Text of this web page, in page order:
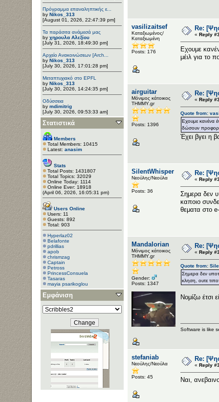
Πρόγραμμα επαναληπτικής ε...
by Nikos_313
[August 01, 2026, 22:47:39 pm]
Τα παράσιτα ανάμεσά μας
by χηρουλα Αλεξίου
[July 31, 2026, 18:49:30 pm]
Αρχείο Ανακοινώσεων [Arch...
by Nikos_313
[July 30, 2026, 17:01:28 pm]
Μεταπτυχιακό στο EPFL
by Nikos_313
[July 30, 2026, 14:24:35 pm]
Οδύσσεια
by mdimitrig
[July 30, 2026, 09:53:33 am]
Στατιστικά
Members
Total Members: 10415
Latest: anasim
Stats
Total Posts: 1431807
Total Topics: 32029
Online Today: 1114
Online Ever: 18918
(April 06, 2026, 16:05:31 pm)
Users Online
Users: 11
Guests: 892
Total: 903
Hyperlaz02
Belafonte
pdrillias
apob
chrismzag
Captain
Petross
PrincessConsuela
Tasaras
mayia psarikoglou
Εμφάνιση
vasilizaitsef
Καταξιωμένος/
Καταξιωμένη
Posts: 176
Re:
« Reply
Εχουμε
μέιλ για το
airguitar
Μόνιμος κάτοικος
ΤΗΜΜΥ.gr
Posts: 1396
Re:
« Reply
Quote from:
Εχουμε κανένα
δώσουν
Έχει βγει η
SilentWhisper
Νεούλης/Νεούλα
Posts: 36
Re:
« Reply
Σημερα δεν
καποιο
θεματα στο
Mandalorian
Μόνιμος κάτοικος
ΤΗΜΜΥ.gr
Gender:
Posts: 1347
Re:
« Reply
Quote from:
Σημερα δεν
κληση, ουτε
Νομίζω έτσι
Software is like
stefaniab
Νεούλης/Νεούλα
Posts: 45
Re:
« Reply
Ναι,